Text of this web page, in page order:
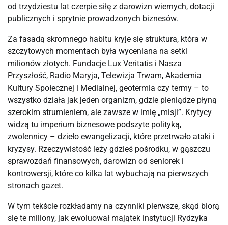
od trzydziestu lat czerpie siłę z darowizn wiernych, dotacji
publicznych i sprytnie prowadzonych biznesów.
Za fasadą skromnego habitu kryje się struktura, która w
szczytowych momentach była wyceniana na setki
milionów złotych. Fundacje Lux Veritatis i Nasza
Przyszłość, Radio Maryja, Telewizja Trwam, Akademia
Kultury Społecznej i Medialnej, geotermia czy termy – to
wszystko działa jak jeden organizm, gdzie pieniądze płyną
szerokim strumieniem, ale zawsze w imię „misji”. Krytycy
widzą tu imperium biznesowe podszyte polityką,
zwolennicy – dzieło ewangelizacji, które przetrwało ataki i
kryzysy. Rzeczywistość leży gdzieś pośrodku, w gąszczu
sprawozdań finansowych, darowizn od seniorek i
kontrowersji, które co kilka lat wybuchają na pierwszych
stronach gazet.
W tym tekście rozkładamy na czynniki pierwsze, skąd biorą
się te miliony, jak ewoluował majątek instytucji Rydzyka